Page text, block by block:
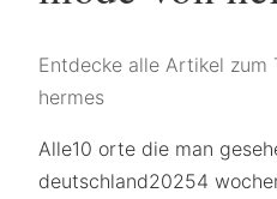
Entdecke alle Artikel zum
hermes
Alle10 orte die man
deutschland20254